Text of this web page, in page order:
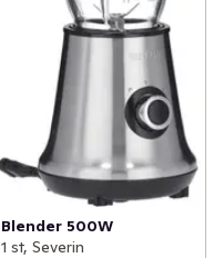
Blender 500W
1 st, Severin